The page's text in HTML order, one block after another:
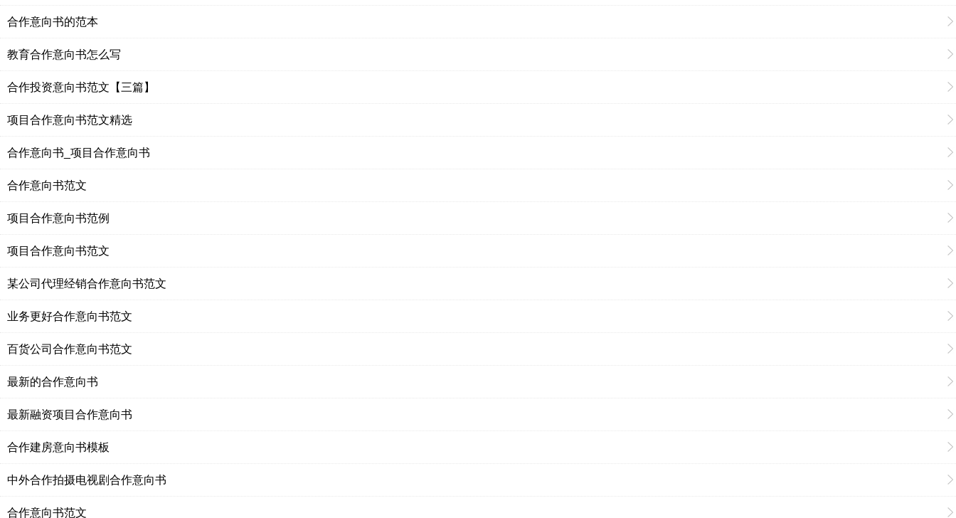
合作意向书的范本
教育合作意向书怎么写
合作投资意向书范文【三篇】
项目合作意向书范文精选
合作意向书_项目合作意向书
合作意向书范文
项目合作意向书范例
项目合作意向书范文
某公司代理经销合作意向书范文
业务更好合作意向书范文
百货公司合作意向书范文
最新的合作意向书
最新融资项目合作意向书
合作建房意向书模板
中外合作拍摄电视剧合作意向书
合作意向书范文